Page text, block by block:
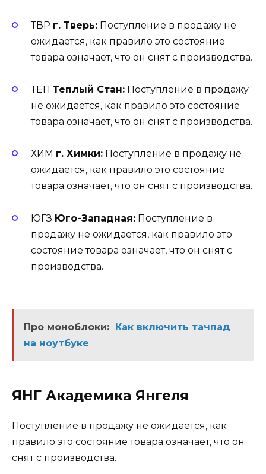
ТВР г. Тверь: Поступление в продажу не
ожидается, как правило это состояние
товара означает, что он снят с производства.
ТЕП Теплый Стан: Поступление в продажу
не ожидается, как правило это состояние
товара означает, что он снят с производства.
ХИМ г. Химки: Поступление в продажу не
ожидается, как правило это состояние
товара означает, что он снят с производства.
ЮГЗ Юго-Западная: Поступление в
продажу не ожидается, как правило это
состояние товара означает, что он снят с
производства.
Про моноблоки: Как включить тачпад
на ноутбуке
ЯНГ Академика Янгеля
Поступление в продажу не ожидается, как
правило это состояние товара означает, что он
снят с производства.